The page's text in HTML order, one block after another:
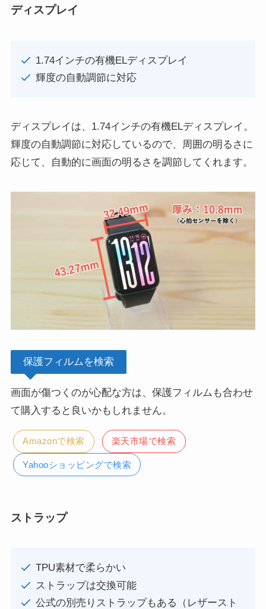
ディスプレイ
1.74インチの有機ELディスプレイ
輝度の自動調節に対応
ディスプレイは、1.74インチの有機ELディスプレイ。
輝度の自動調節に対応しているので、周囲の明るさに
応じて、自動的に画面の明るさを調節してくれます。
保護フィルムを検索
画面が傷つくのが心配な方は、保護フィルムも合わせ
て購入すると良いかもしれません。
Amazonで検索 楽天市場で検索
Yahooショッピングで検索
ストラップ
TPU素材で柔らかい
ストラップは交換可能
公式の別売りストラップもある（レザースト